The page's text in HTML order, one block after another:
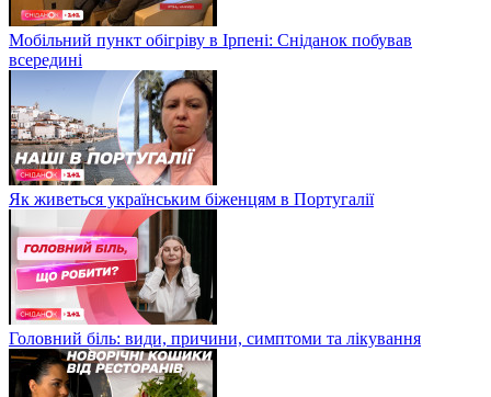
Мобільний пункт обігріву в Ірпені: Сніданок побував
всередині
Як живеться українським біженцям в Португалії
Головний біль: види, причини, симптоми та лікування